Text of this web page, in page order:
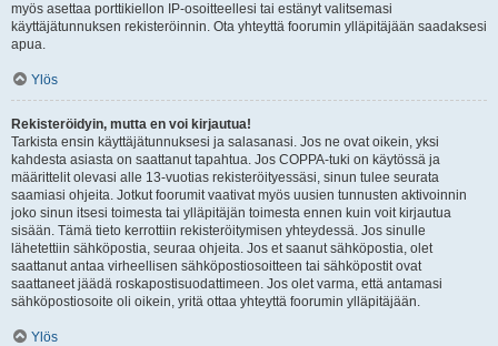
myös asettaa porttikiellon IP-osoitteellesi tai estänyt valitsemasi
käyttäjätunnuksen rekisteröinnin. Ota yhteyttä foorumin ylläpitäjään saadaksesi
apua.
Ylös
Rekisteröidyin, mutta en voi kirjautua!
Tarkista ensin käyttäjätunnuksesi ja salasanasi. Jos ne ovat oikein, yksi
kahdesta asiasta on saattanut tapahtua. Jos COPPA-tuki on käytössä ja
määrittelit olevasi alle 13-vuotias rekisteröityessäsi, sinun tulee seurata
saamiasi ohjeita. Jotkut foorumit vaativat myös uusien tunnusten aktivoinnin
joko sinun itsesi toimesta tai ylläpitäjän toimesta ennen kuin voit kirjautua
sisään. Tämä tieto kerrottiin rekisteröitymisen yhteydessä. Jos sinulle
lähetettiin sähköpostia, seuraa ohjeita. Jos et saanut sähköpostia, olet
saattanut antaa virheellisen sähköpostiosoitteen tai sähköpostit ovat
saattaneet jäädä roskapostisuodattimeen. Jos olet varma, että antamasi
sähköpostiosoite oli oikein, yritä ottaa yhteyttä foorumin ylläpitäjään.
Ylös